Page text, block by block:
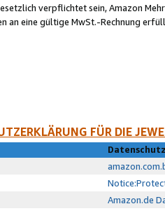
verpflichtet sein, Amazon
an eine gültige MwSt.-Rechnung
FÜR DIE
Amazon.de